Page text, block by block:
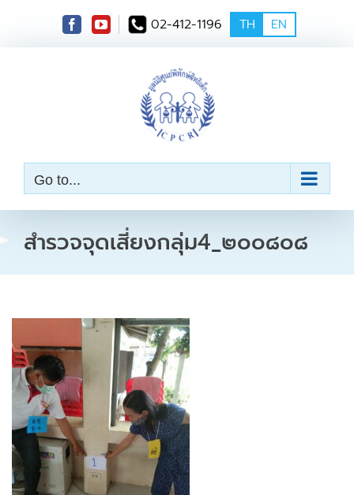
t
02-412-1196 TH EN
Go to...
สำรวจจุดเสี่ยงกลุ่ม4_๒๐๐๘๐๘